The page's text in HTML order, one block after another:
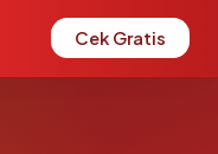
Cek Gratis